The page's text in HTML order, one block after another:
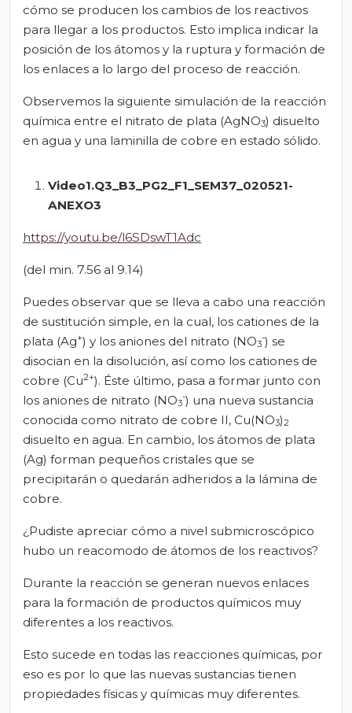
cómo se producen los cambios de los reactivos
para llegar a los productos. Esto implica indicar la
posición de los átomos y la ruptura y formación de
los enlaces a lo largo del proceso de reacción.
Observemos la siguiente simulación de la reacción
química entre el nitrato de plata (AgNO3) disuelto
en agua y una laminilla de cobre en estado sólido.
Video1.Q3_B3_PG2_F1_SEM37_020521-
ANEXO3
https://youtu.be/l6SDswT1Adc
(del min. 7.56 al 9.14)
Puedes observar que se lleva a cabo una reacción
de sustitución simple, en la cual, los cationes de la
plata (Ag+) y los aniones del nitrato (NO3
-) se
disocian en la disolución, así como los cationes de
cobre (Cu2+). Éste último, pasa a formar junto con
los aniones de nitrato (NO3
-) una nueva sustancia
conocida como nitrato de cobre II, Cu(NO3)2
disuelto en agua. En cambio, los átomos de plata
(Ag) forman pequeños cristales que se
precipitarán o quedarán adheridos a la lámina de
cobre.
¿Pudiste apreciar cómo a nivel submicroscópico
hubo un reacomodo de átomos de los reactivos?
Durante la reacción se generan nuevos enlaces
para la formación de productos químicos muy
diferentes a los reactivos.
Esto sucede en todas las reacciones químicas, por
eso es por lo que las nuevas sustancias tienen
propiedades físicas y químicas muy diferentes.